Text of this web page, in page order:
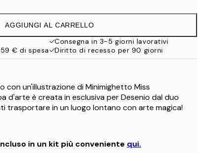
43,45 €
AGGIUNGI AL CARRELLO
Consegna in 3-5 giorni lavorativi
€ di spesa
Diritto di recesso per 90 giorni
con un'illustrazione di Minimighetto Miss
d'arte è creata in esclusiva per Desenio dal duo
trasportare in un luogo lontano con arte magica!
in un kit più conveniente qui.